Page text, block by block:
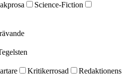
Science-Fiction
Kritikerrosad
Redaktionens